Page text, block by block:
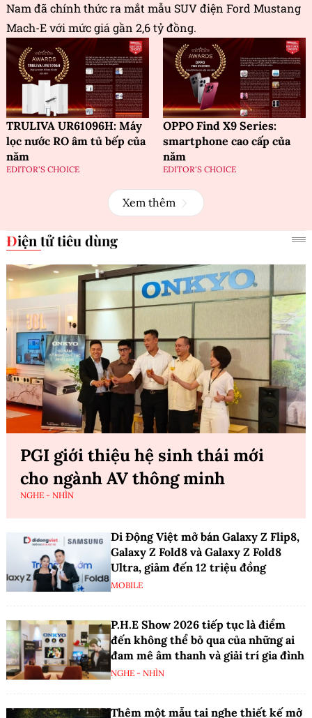
Nam đã chính thức ra mắt mẫu SUV điện Ford Mustang
Mach-E với mức giá gần 2,6 tỷ đồng.
TRULIVA UR61096H: Máy
lọc nước RO âm tủ bếp của
năm
EDITOR'S CHOICE
OPPO Find X9 Series:
smartphone cao cấp của
năm
EDITOR'S CHOICE
Xem thêm
Điện tử tiêu dùng
PGI giới thiệu hệ sinh thái mới
cho ngành AV thông minh
NGHE - NHÌN
Di Động Việt mở bán Galaxy Z Flip8,
Galaxy Z Fold8 và Galaxy Z Fold8
Ultra, giảm đến 12 triệu đồng
MOBILE
P.H.E Show 2026 tiếp tục là điểm
đến không thể bỏ qua của những ai
đam mê âm thanh và giải trí gia đình
NGHE - NHÌN
Thêm một mẫu tai nghe thiết kế mở